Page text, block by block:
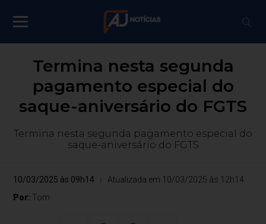
Termina nesta segunda
pagamento especial do
saque-aniversário do FGTS
Termina nesta segunda pagamento especial do
saque-aniversário do FGTS
10/03/2025 às 09h14
Atualizada em 10/03/2025 às 12h14
Por: Tom